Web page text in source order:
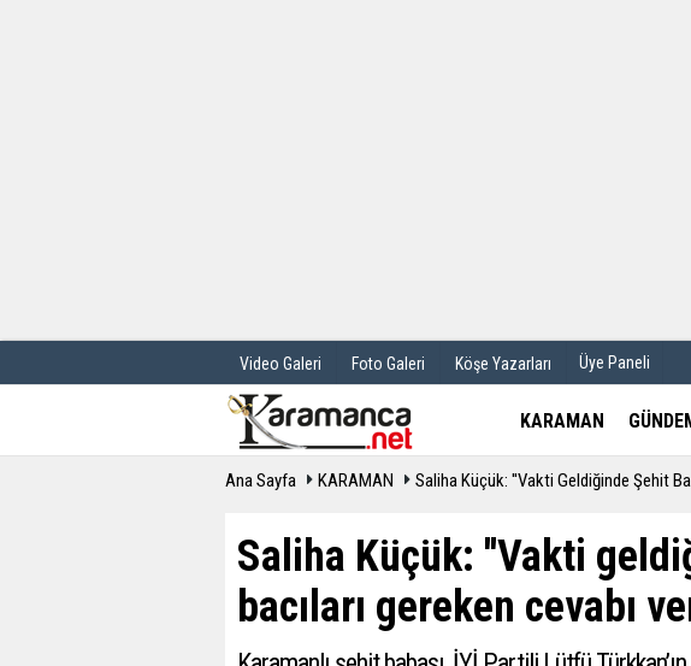
Video Galeri Foto Galeri Köşe Yazarları Üye Paneli
KARAMAN
Ana Sayfa KARAMAN Saliha Küçük: ''Vakti Geldiğinde Şehit
Saliha Küçük: ''Vakti
bacıları gereken cevabı